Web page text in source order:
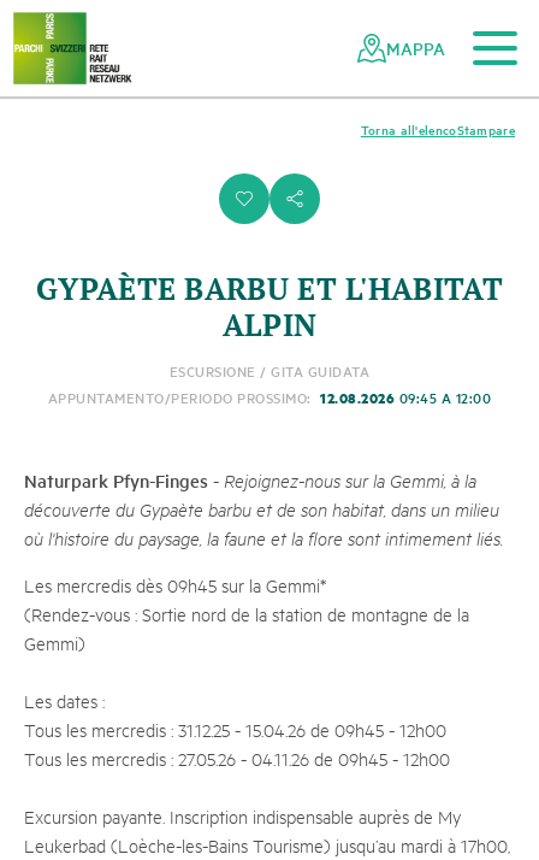
Navigazione
nella
rete
dei
Navigazione
rapida
Al contenuto principale
Alla navigazione mobile
Alla ricerca
Al piè di pagina
Alla mappa del sito
MAPPA
i s
Stampare
Torna all'elenco
GYPAÈTE BARBU ET L'HABITAT
ALPIN
ESCURSIONE / GITA GUIDATA
APPUNTAMENTO/PERIODO PROSSIMO: 12.08.2026 09:45 A 12:00
Naturpark Pfyn-Finges - Rejoignez-nous sur la Gemmi, à la
découverte du Gypaète barbu et de son habitat, dans un milieu
où l'histoire du paysage, la faune et la flore sont intimement liés.
Les mercredis dès 09h45 sur la Gemmi*
(Rendez-vous : Sortie nord de la station de montagne de la
Gemmi)
Les dates :
Tous les mercredis : 31.12.25 - 15.04.26 de 09h45 - 12h00
Tous les mercredis : 27.05.26 - 04.11.26 de 09h45 - 12h00
Excursion payante. Inscription indispensable auprès de My
Leukerbad (Loèche-les-Bains Tourisme) jusqu’au mardi à 17h00,